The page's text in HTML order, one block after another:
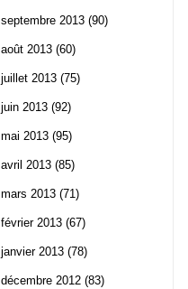
septembre 2013 (90)
août 2013 (60)
juillet 2013 (75)
juin 2013 (92)
mai 2013 (95)
avril 2013 (85)
mars 2013 (71)
février 2013 (67)
janvier 2013 (78)
décembre 2012 (83)